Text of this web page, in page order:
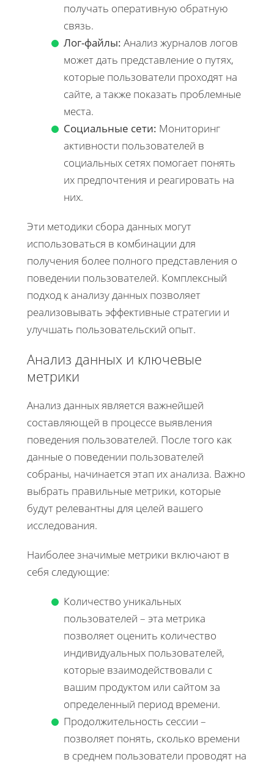
получать оперативную обратную
связь.
Лог-файлы: Анализ журналов логов
может дать представление о путях,
которые пользователи проходят на
сайте, а также показать проблемные
места.
Социальные сети: Мониторинг
активности пользователей в
социальных сетях помогает понять
их предпочтения и реагировать на
них.
Эти методики сбора данных могут
использоваться в комбинации для
получения более полного представления о
поведении пользователей. Комплексный
подход к анализу данных позволяет
реализовывать эффективные стратегии и
улучшать пользовательский опыт.
Анализ данных и ключевые
метрики
Анализ данных является важнейшей
составляющей в процессе выявления
поведения пользователей. После того как
данные о поведении пользователей
собраны, начинается этап их анализа. Важно
выбрать правильные метрики, которые
будут релевантны для целей вашего
исследования.
Наиболее значимые метрики включают в
себя следующие:
Количество уникальных
пользователей – эта метрика
позволяет оценить количество
индивидуальных пользователей,
которые взаимодействовали с
вашим продуктом или сайтом за
определенный период времени.
Продолжительность сессии –
позволяет понять, сколько времени
в среднем пользователи проводят на